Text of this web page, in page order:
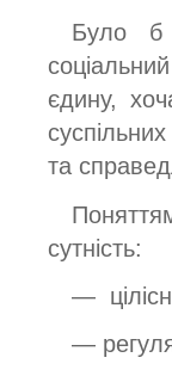
Було б
єдину,
та
сутність:
—
—